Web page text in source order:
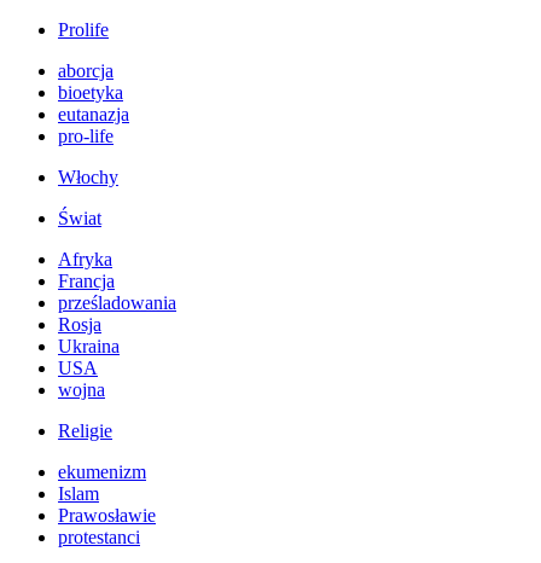
Prolife
aborcja
bioetyka
eutanazja
pro-life
Włochy
Świat
Afryka
Francja
prześladowania
Rosja
Ukraina
USA
wojna
Religie
ekumenizm
Islam
Prawosławie
protestanci